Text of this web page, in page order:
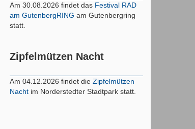
Am 30.08.2026 findet das Festival RAD
am GutenbergRING am Gutenbergring
statt.
Zipfelmützen Nacht
Am 04.12.2026 findet die Zipfelmützen
Nachtim Norderstedter Stadtpark statt.